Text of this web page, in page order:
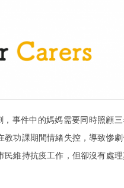
事件中的媽媽需要同時照顧
教功課期間情緒失控，導致惨
民維持抗疫工作，但卻沒有處